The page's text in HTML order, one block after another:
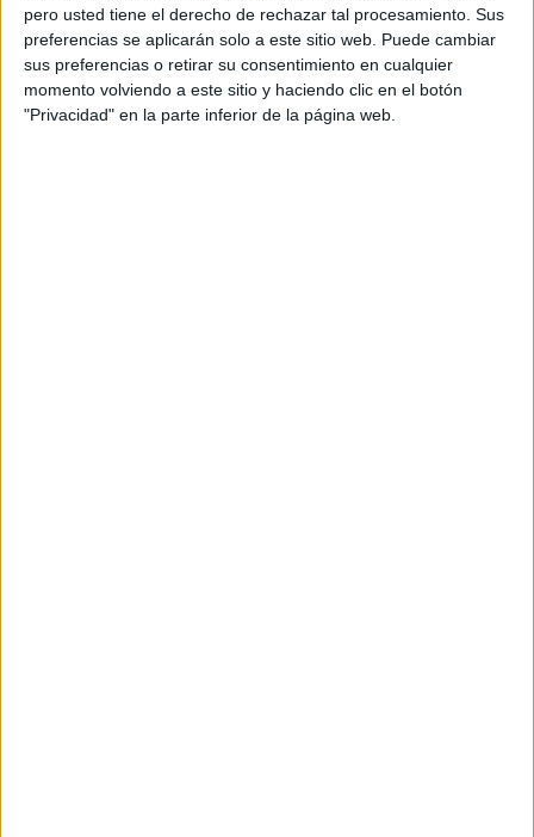
pero usted tiene el derecho de rechazar tal procesamiento. Sus
preferencias se aplicarán solo a este sitio web. Puede cambiar
sus preferencias o retirar su consentimiento en cualquier
momento volviendo a este sitio y haciendo clic en el botón
"Privacidad" en la parte inferior de la página web.
La ex alumna ha trabajado como copywriter en
DDB y McCaan para clientes como Audi,
Volkswagen, Airbnb, BBVA, Sabadell o Iberia,
entre otros.